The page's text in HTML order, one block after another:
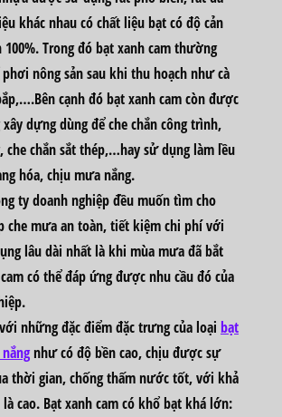
khác nhau có chất liệu bạt có độ cản
100%. Trong đó bạt xanh cam thường
nông sản sau khi thu hoạch như cà
cạnh đó bạt xanh cam còn được
dựng dùng để che chắn công trình,
che chắn sắt thép,…hay sử dụng làm lều
hóa, chịu mưa nắng.
ty doanh nghiệp đều muốn tìm cho
che mưa an toàn, tiết kiệm chi phí với
lâu dài nhất là khi mùa mưa đã bắt
có thể đáp ứng được nhu cầu đó của
những đặc điểm đặc trưng của loại bạt
như có độ bền cao, chịu được sự
thời gian, chống thấm nước tốt, với khả
là cao. Bạt xanh cam có khổ bạt khá lớn: